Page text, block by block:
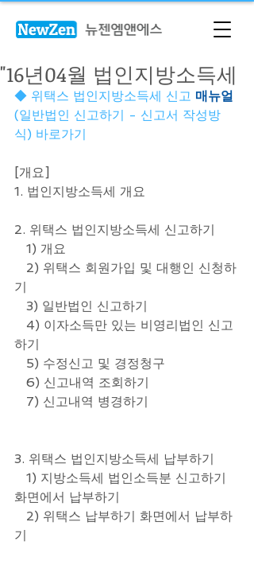
"16년04월 법인지방소득세
◆ 위택스 법인지방소득세 신고 매뉴얼
(일반법인 신고하기 - 신고서 작성방
식) 바로가기
[개요]
1. 법인지방소득세 개요
2. 위택스 법인지방소득세 신고하기
   1) 개요
기
   3) 일반법인 신고하기
하기
   5) 수정신고 및 경정청구
   6) 신고내역 조회하기
   7) 신고내역 병경하기
3. 위택스 법인지방소득세 납부하기
화면에서 납부하기
기